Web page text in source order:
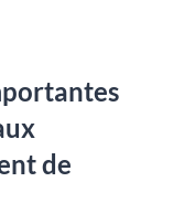
de